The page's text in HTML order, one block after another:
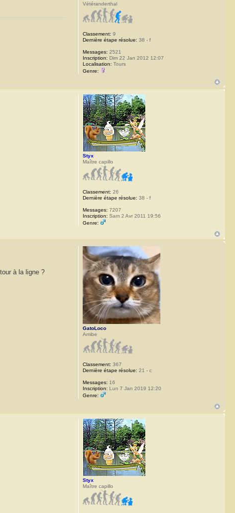
Vétéranderthal
Classement: 9
Dernière étape résolue: 38 - f
Messages: 2521
Inscription: Dim 22 Jan 2012 12:07
Localisation: Tours
Genre:
Styx
Maître capillo
Classement: 26
Dernière étape résolue: 38 - f
Messages: 7207
Inscription: Sam 2 Avr 2011 19:56
Genre:
à la ligne ?
GatoLoco
Amibe
Classement: 367
Dernière étape résolue: 21 - c
Messages: 16
Inscription: Lun 7 Jan 2019 12:20
Genre:
Styx
Maître capillo